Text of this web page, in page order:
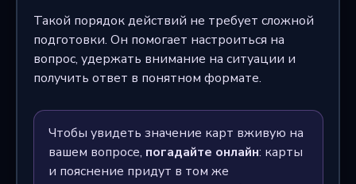
Такой порядок действий не требует сложной
подготовки. Он помогает настроиться на
вопрос, удержать внимание на ситуации и
получить ответ в понятном формате.
Чтобы увидеть значение карт вживую на
вашем вопросе, погадайте онлайн: карты
и пояснение придут в том же